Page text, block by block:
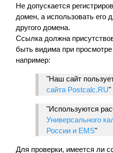
Не допускается
домен, а использовать его
другого домена.
Ссылка должна
быть видима при
например:
"Наш сайт
сайта Postcalc.RU"
"Используются
Универсального
России и EMS"
Для проверки, имеется ли